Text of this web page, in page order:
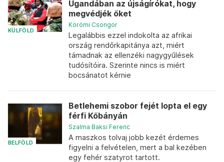
KÜLFÖLD
Ugandában az újságírókat, hogy
megvédjék őket
Körömi Csongor
Legalábbis ezzel indokolta az afrikai
ország rendőrkapitánya azt, miért
támadnak az ellenzéki nagygyűlések
tudósítóira. Szerinte nincs is miért
bocsánatot kérnie
BELFÖLD
Betlehemi szobor fejét lopta el egy
férfi Kőbányán
Szalma Baksi Ferenc
A maszkos tolvaj jobb kezét érdemes
figyelni a felvételen, mert a bal kezében
egy fehér szatyrot tartott.